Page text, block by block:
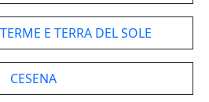
E TERRA DEL SOLE
CESENA